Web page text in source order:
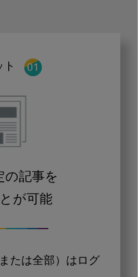
ト
の記事を
が可能
たは全部）はログ